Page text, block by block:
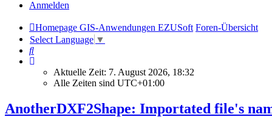
Anmelden
Homepage GIS-Anwendungen EZUSoft Foren-Übersicht
Select Language ▼
Suche
Aktuelle Zeit: 7. August 2026, 18:32
Alle Zeiten sind UTC+01:00
AnotherDXF2Shape: Importated file's